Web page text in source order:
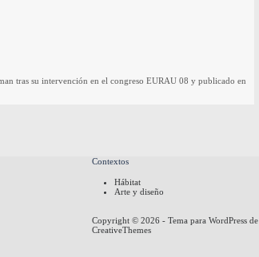
tras su intervención en el congreso EURAU 08 y publicado en
Contextos
Hábitat
Arte y diseño
Copyright © 2026 - Tema para WordPress de
CreativeThemes